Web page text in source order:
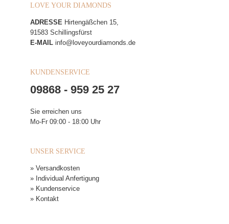
LOVE YOUR DIAMONDS
ADRESSE Hirtengäßchen 15,
91583 Schillingsfürst
E-MAIL info@loveyourdiamonds.de
KUNDENSERVICE
09868 - 959 25 27
Sie erreichen uns
Mo-Fr 09:00 - 18:00 Uhr
UNSER SERVICE
» Versandkosten
» Individual Anfertigung
» Kundenservice
» Kontakt